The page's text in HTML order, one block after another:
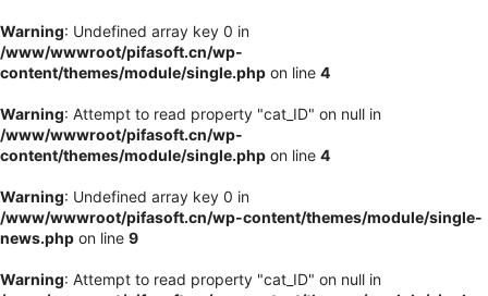
Warning: Undefined array key 0 in
/www/wwwroot/pifasoft.cn/wp-
content/themes/module/single.php on line 4
Warning: Attempt to read property "cat_ID" on null in
/www/wwwroot/pifasoft.cn/wp-
content/themes/module/single.php on line 4
Warning: Undefined array key 0 in
/www/wwwroot/pifasoft.cn/wp-content/themes/module/single-
news.php on line 9
Warning: Attempt to read property "cat_ID" on null in